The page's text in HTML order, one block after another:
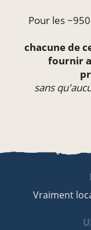
Pour les
chacune de
fournir
sans
Vraiment